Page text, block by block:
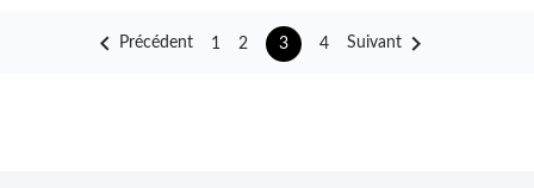
 Précédent 1 2 3 4 Suivant 